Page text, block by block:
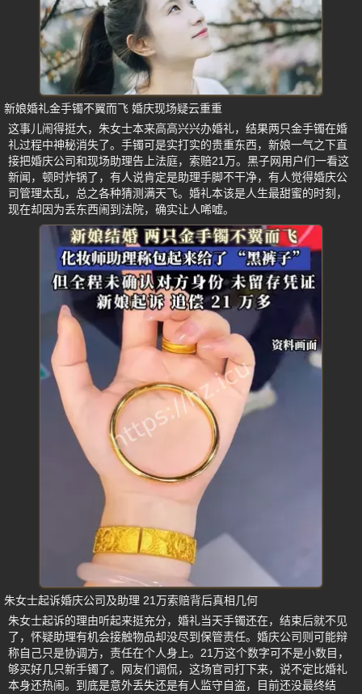
新娘婚礼金手镯不翼而飞 婚庆现场疑云重重
这事儿闹得挺大，朱女士本来高高兴兴办婚礼，结果两只金手镯在婚
礼过程中神秘消失了。手镯可是实打实的贵重东西，新娘一气之下直
接把婚庆公司和现场助理告上法庭，索赔21万。黑子网用户们一看这
新闻，顿时炸锅了，有人说肯定是助理手脚不干净，有人觉得婚庆公
司管理太乱，总之各种猜测满天飞。婚礼本该是人生最甜蜜的时刻，
现在却因为丢东西闹到法院，确实让人唏嘘。
朱女士起诉婚庆公司及助理 21万索赔背后真相几何
朱女士起诉的理由听起来挺充分，婚礼当天手镯还在，结束后就不见
了，怀疑助理有机会接触物品却没尽到保管责任。婚庆公司则可能辩
称自己只是协调方，责任在个人身上。21万这个数字可不是小数目，
够买好几只新手镯了。网友们调侃，这场官司打下来，说不定比婚礼
本身还热闹。到底是意外丢失还是有人监守自盗，目前还没最终结